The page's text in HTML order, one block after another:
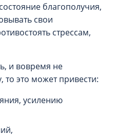
благополучия,
свои
стрессам,
и вовремя не
то это может привести:
усилению